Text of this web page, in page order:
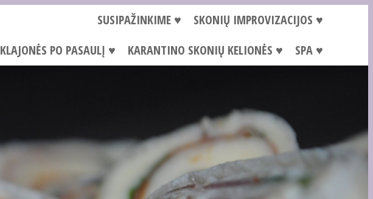
SUSIPAŽINKIME ♥
SKONIŲ IMPROVIZACIJOS ♥
KLAJONĖS PO PASAULĮ ♥
KARANTINO SKONIŲ KELIONĖS ♥ SPA ♥